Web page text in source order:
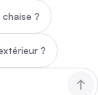
?
?